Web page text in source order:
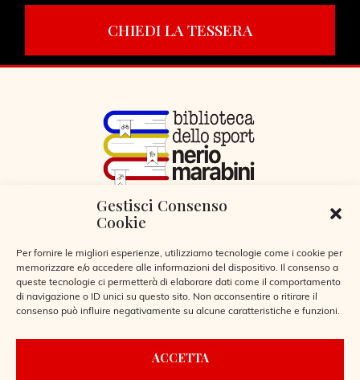
Gestisci Consenso
Cookie
Per fornire le migliori esperienze, utilizziamo tecnologie come i cookie per
memorizzare e/o accedere alle informazioni del dispositivo. Il consenso a
queste tecnologie ci permetterà di elaborare dati come il comportamento
di navigazione o ID unici su questo sito. Non acconsentire o ritirare il
consenso può influire negativamente su alcune caratteristiche e funzioni.
ACCETTA
CHIEDI LA TESSERA
VIA LIBERTÀ 29, SERIATE (BG)
© 2026
CONTATTI